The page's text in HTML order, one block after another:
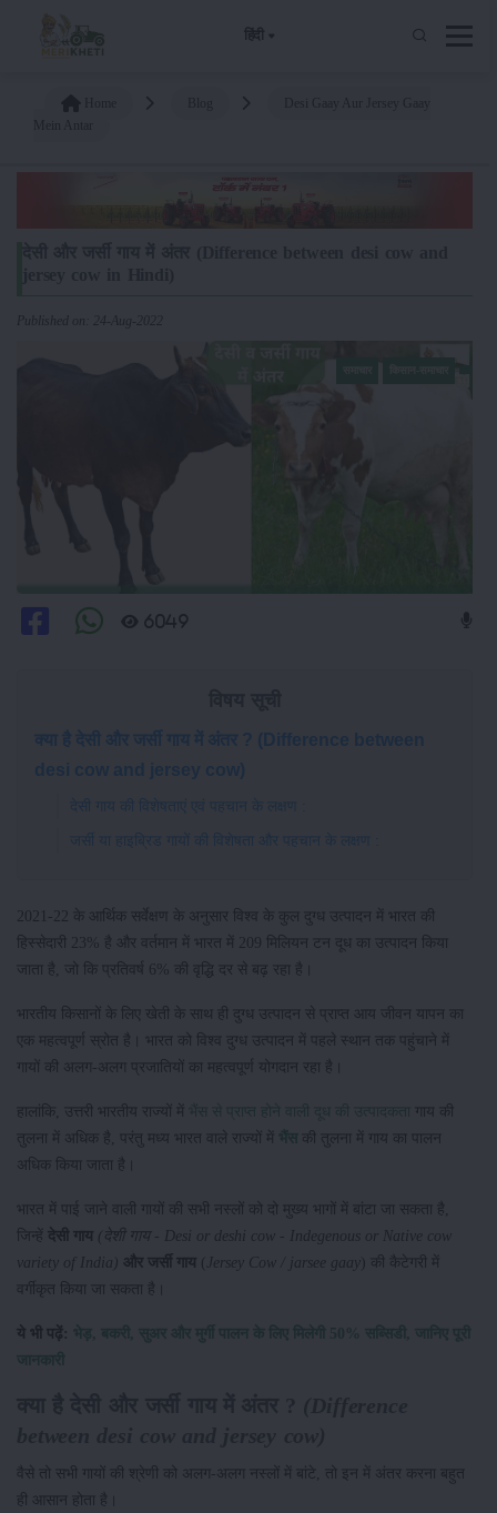
हिंदी
Published on: 24-Aug-2022
6049
क्या है देसी और जर्सी गाय में अंतर ? (Difference between
desi cow and jersey cow)
देसी गाय की विशेषताएं एवं पहचान के लक्षण :
जर्सी या हाइब्रिड गायों की विशेषता और पहचान के लक्षण :
2021-22 के आर्थिक सर्वेक्षण के अनुसार विश्व के कुल दुग्ध उत्पादन में भारत की
हिस्सेदारी 23% है और वर्तमान में भारत में 209 मिलियन टन दूध का उत्पादन किया
जाता है, जो कि प्रतिवर्ष 6% की वृद्धि दर से बढ़ रहा है।
भारतीय किसानों के लिए खेती के साथ ही दुग्ध उत्पादन से प्राप्त आय जीवन यापन का
एक महत्वपूर्ण स्रोत है। भारत को विश्व दुग्ध उत्पादन में पहले स्थान तक पहुंचाने में
गायों की अलग-अलग प्रजातियों का महत्वपूर्ण योगदान रहा है।
हालांकि, उत्तरी भारतीय राज्यों में भैंस से प्राप्त होने वाली दूध की उत्पादकता
गाय की
तुलना में अधिक है, परंतु मध्य भारत वाले राज्यों में भैंसकी तुलना में गाय का पालन
अधिक किया जाता है।
भारत में पाई जाने वाली गायों की सभी नस्लों को दो मुख्य भागों में बांटा जा सकता है,
जिन्हें देसी गाय (देशी गाय - Desi or deshi cow - Indegenous or Native cow
variety of India) और जर्सी गाय ( Jersey Cow / jarsee gaay) की कैटेगरी में
वर्गीकृत किया जा सकता है।
ये भी पढ़ें: भेड़, बकरी, सुअर और मुर्गी पालन के लिए मिलेगी 50% सब्सिडी, जानिए पूरी
जानकारी
वैसे तो सभी गायों की श्रेणी को अलग-अलग नस्लों में बांटे, तो इन में अंतर करना बहुत
ही आसान होता है।